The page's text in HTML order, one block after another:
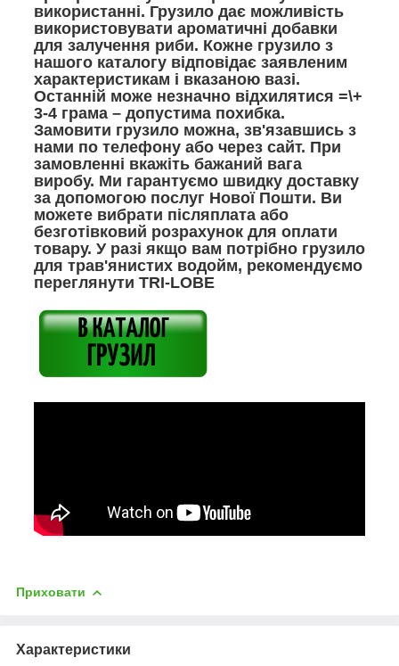
використанні. Грузило дає можливість
використовувати ароматичні добавки
для залучення риби. Кожне грузило з
нашого каталогу відповідає заявленим
характеристикам і вказаною вазі.
Останній може незначно відхилятися =\+
3-4 грама – допустима похибка.
Замовити грузило можна, зв'язавшись з
нами по телефону або через сайт. При
замовленні вкажіть бажаний вага
виробу. Ми гарантуємо швидку доставку
за допомогою послуг Нової Пошти. Ви
можете вибрати післяплата або
безготівковий розрахунок для оплати
товару. У разі якщо вам потрібно грузило
для трав'янистих водойм, рекомендуємо
переглянути TRI-LOBE
Приховати
Характеристики